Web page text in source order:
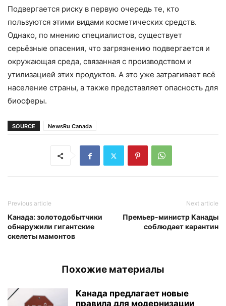
Подвергается риску в первую очередь те, кто
пользуются этими видами косметических средств.
Однако, по мнению специалистов, существует
серьёзные опасения, что загрязнению подвергается и
окружающая среда, связанная с производством и
утилизацией этих продуктов. А это уже затрагивает всё
население страны, а также представляет опасность для
биосферы.
SOURCE NewsRu Canada
Previous article
Канада: золотодобытчики
обнаружили гигантские
скелеты мамонтов
Next article
Премьер-министр Канады
соблюдает карантин
Похожие материалы
Канада предлагает новые
правила для модернизации